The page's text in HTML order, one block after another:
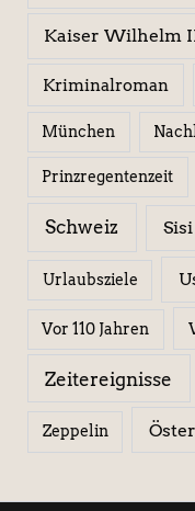
Kaiser Wilhelm
Kriminalroman
München
Prinzregentenzeit
Schweiz Sisi
Urlaubsziele
Vor 110 Jahren
Zeitereignisse
Zeppelin